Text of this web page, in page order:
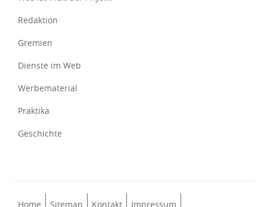
Redaktion
Gremien
Dienste im Web
Werbematerial
Praktika
Geschichte
Home Sitemap Kontakt Impressum